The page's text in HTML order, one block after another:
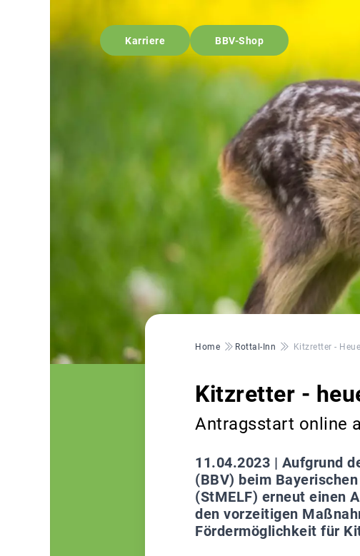
Karriere BBV-Shop
Pfadnavigation
Home Rottal-Inn Kitzretter -
Kitzretter -
Antragsstart online
11.04.2023 | Aufgrund
(BBV) beim
(StMELF) erneut einen
den vorzeitigen
Fördermöglichkeit für